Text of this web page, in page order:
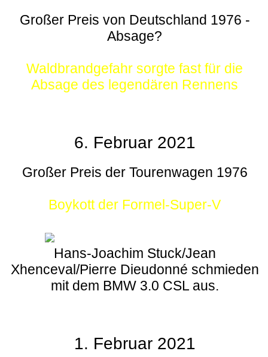
Großer Preis von Deutschland 1976 -
Absage?
Waldbrandgefahr sorgte fast für die
Absage des legendären Rennens
6. Februar 2021
Großer Preis der Tourenwagen 1976
Boykott der Formel-Super-V
Hans-Joachim Stuck/Jean
Xhenceval/Pierre Dieudonné schmieden
mit dem BMW 3.0 CSL aus.
1. Februar 2021